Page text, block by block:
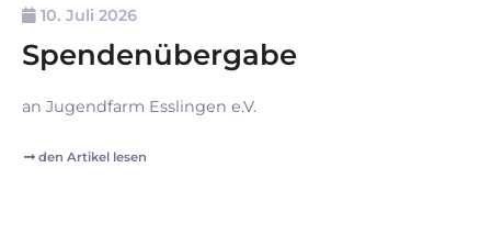
10. Juli 2026
Spendenübergabe
an Jugendfarm Esslingen e.V.
den Artikel lesen